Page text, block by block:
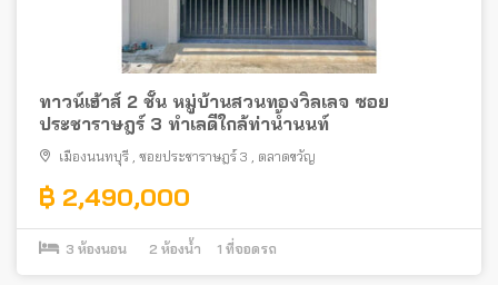
ทาวน์เฮ้าส์ 2 ชั้น หมู่บ้านสวนทองวิลเลจ ซอย
ประชาราษฎร์ 3 ทำเลดีใกล้ท่าน้ำนนท์
เมืองนนทบุรี ซอยประชาราษฎร์ 3 ตลาดขวัญ
฿ 2,490,000
3 ห้องนอน 2 ห้องน้ำ 1 ที่จอดรถ